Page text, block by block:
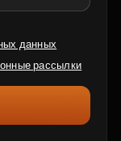
данных
рассылки